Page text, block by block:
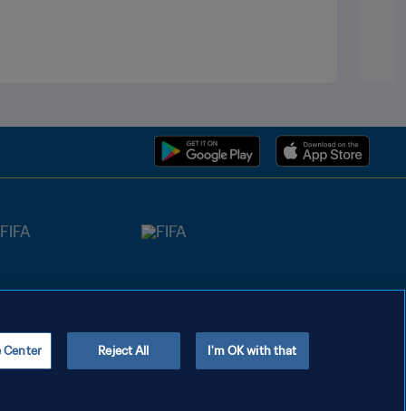
Copyright © 1994 - 2026 FIFA. All rights reserved.
Center Reject All I'm OK with that